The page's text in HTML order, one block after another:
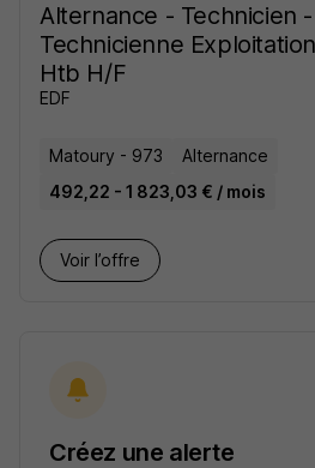
Alternance - Technicien -
Technicienne
Htb H/F
EDF
Matoury - 973
Alternance
492,22 - 1 823,03 € / mois
Voir l’offre
Créez une alerte